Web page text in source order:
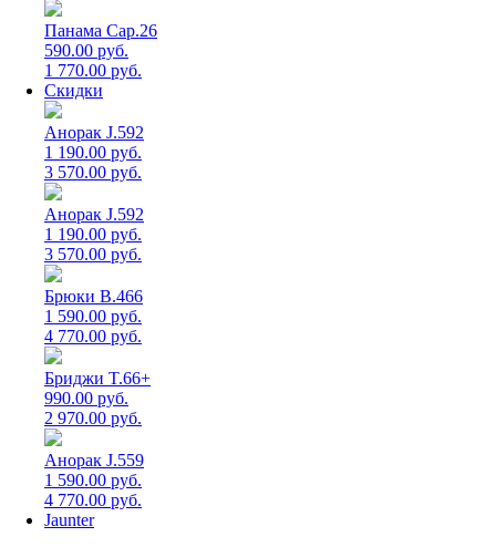
Панама Cap.26
590.00 руб.
1 770.00 руб.
Скидки
Анорак J.592
1 190.00 руб.
3 570.00 руб.
Анорак J.592
1 190.00 руб.
3 570.00 руб.
Брюки B.466
1 590.00 руб.
4 770.00 руб.
Бриджи T.66+
990.00 руб.
2 970.00 руб.
Анорак J.559
1 590.00 руб.
4 770.00 руб.
Jaunter